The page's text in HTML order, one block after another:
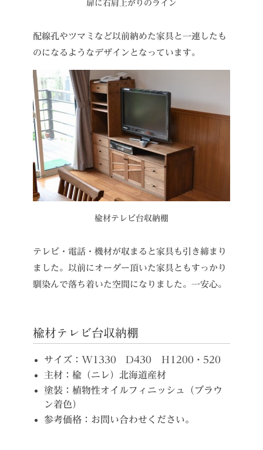
扉に右肩上がりのライン
配線孔やツマミなど以前納めた家具と一連したも
のになるようなデザインとなっています。
楡材テレビ台収納棚
テレビ・電話・機材が収まると家具も引き締まり
ました。以前にオーダー頂いた家具ともすっかり
馴染んで落ち着いた空間になりました。一安心。
楡材テレビ台収納棚
サイズ：W1330 D430 Ｈ1200・520
主材：楡（ニレ）北海道産材
塗装：植物性オイルフィニッシュ（ブラウ
ン着色）
参考価格：お問い合わせください。